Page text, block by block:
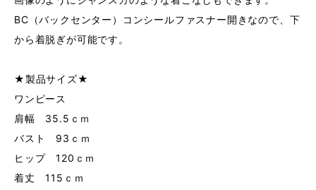
BC（バックセンター）コンシールファスナー開きなので、下
から着脱ぎが可能です。
★製品サイズ★
ワンピース
肩幅 35.5ｃｍ
バスト 93ｃｍ
ヒップ 120ｃｍ
着丈 115ｃｍ